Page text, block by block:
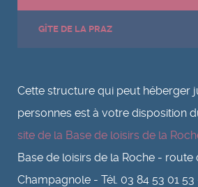
GÎTE DE LA PRAZ
Cette structure qui peut héberger
personnes est à votre disposition
site de la Base de loisirs de la
Base de loisirs de la Roche - route
Champagnole - Tél. 03 84 53 01 53